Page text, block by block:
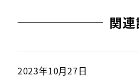
関
2023年10月27日